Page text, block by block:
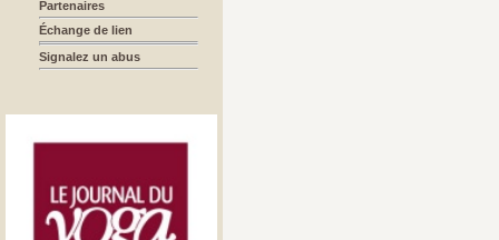
Partenaires
Échange de lien
Signalez un abus